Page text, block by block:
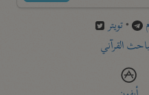
•تويتر
القرآني